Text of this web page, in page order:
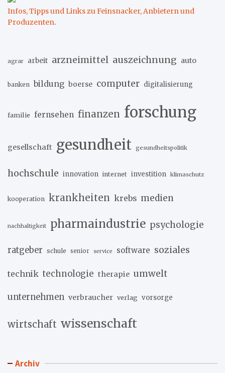
Infos, Tipps und Links zu Feinsnacker, Anbietern und
Produzenten.
agrar arbeit arzneimittel auszeichnung auto
banken bildung boerse computer digitalisierung
familie fernsehen finanzen forschung
gesellschaft gesundheit gesundheitspolitik
hochschule innovation internet investition klimaschutz
kooperation krankheiten krebs medien
nachhaltigkeit pharmaindustrie psychologie
ratgeber schule senior service software soziales
technik technologie therapie umwelt
unternehmen verbraucher verlag vorsorge
wirtschaft wissenschaft
Archiv